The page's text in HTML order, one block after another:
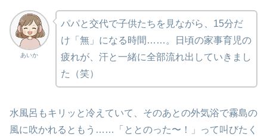
あいか
パパと交代で子供たちを見ながら、15分だ
け「無」になる時間……。日頃の家事育児の
疲れが、汗と一緒に全部流れ出していきまし
た（笑）
水風呂もキリッと冷えていて、そのあとの外気浴で霧島の
風に吹かれるともう……「ととのった〜！」って叫びたく